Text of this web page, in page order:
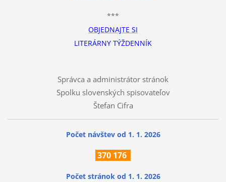
***
OBJEDNAJTE SI
LITERÁRNY TÝŽDENNÍK
Správca a administrátor stránok
Spolku slovenských spisovateľov
Štefan Cifra
Počet návštev od 1. 1. 2026
370 176
Počet stránok od 1. 1. 2026